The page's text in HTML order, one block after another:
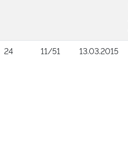
24
11/51 13.03.2015